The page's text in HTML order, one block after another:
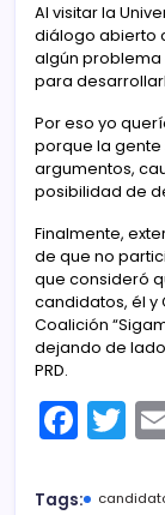
Al visitar la
diálogo abierto
algún problema
para
Por eso yo
porque la
argumentos,
posibilidad de
Finalmente,
de que no
que consideró
candidatos, él y
Coalición
dejando de lado
PRD.
F
a
c
T
w
itt
Tags: